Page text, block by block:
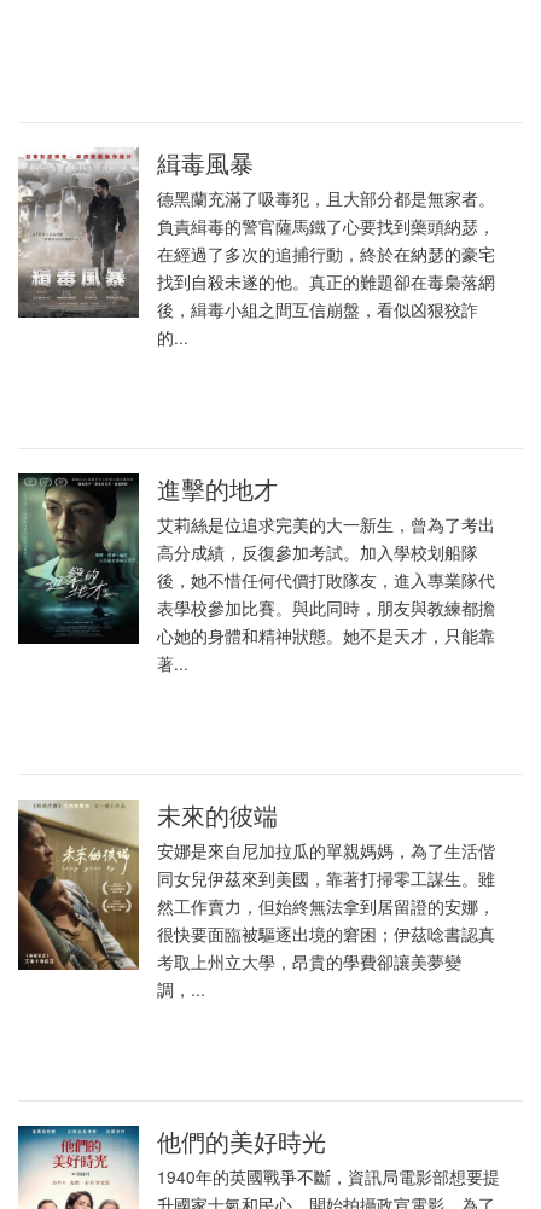
緝毒風暴
德黑蘭充滿了吸毒犯，且大部分都是無家者。
負責緝毒的警官薩馬鐵了心要找到藥頭納瑟，
在經過了多次的追捕行動，終於在納瑟的豪宅
找到自殺未遂的他。真正的難題卻在毒梟落網
後，緝毒小組之間互信崩盤，看似凶狠狡詐
的...
進擊的地才
艾莉絲是位追求完美的大一新生，曾為了考出
高分成績，反復參加考試。加入學校划船隊
後，她不惜任何代價打敗隊友，進入專業隊代
表學校參加比賽。與此同時，朋友與教練都擔
心她的身體和精神狀態。她不是天才，只能靠
著...
未來的彼端
安娜是來自尼加拉瓜的單親媽媽，為了生活偕
同女兒伊茲來到美國，靠著打掃零工謀生。雖
然工作賣力，但始終無法拿到居留證的安娜，
很快要面臨被驅逐出境的窘困；伊茲唸書認真
考取上州立大學，昂貴的學費卻讓美夢變
調，...
他們的美好時光
1940年的英國戰爭不斷，資訊局電影部想要提